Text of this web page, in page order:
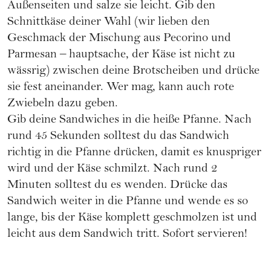
Außenseiten und salze sie leicht. Gib den
Schnittkäse deiner Wahl (wir lieben den
Geschmack der Mischung aus Pecorino und
Parmesan – hauptsache, der Käse ist nicht zu
wässrig) zwischen deine Brotscheiben und drücke
sie fest aneinander. Wer mag, kann auch rote
Zwiebeln dazu geben.
Gib deine Sandwiches in die heiße Pfanne. Nach
rund 45 Sekunden solltest du das Sandwich
richtig in die Pfanne drücken, damit es knuspriger
wird und der Käse schmilzt. Nach rund 2
Minuten solltest du es wenden. Drücke das
Sandwich weiter in die Pfanne und wende es so
lange, bis der Käse komplett geschmolzen ist und
leicht aus dem Sandwich tritt. Sofort servieren!